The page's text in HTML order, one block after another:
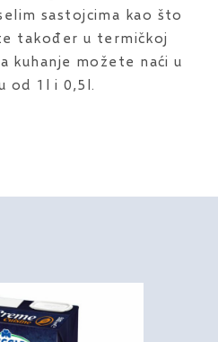
sastojcima kao što
također u termičkoj
kuhanje možete naći u
od 1l i 0,5l.